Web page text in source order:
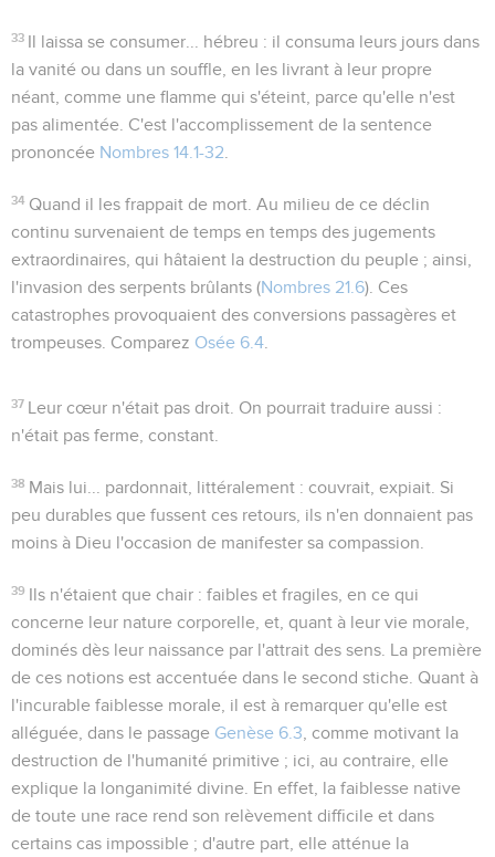
33 Il laissa se consumer... hébreu : il consuma leurs jours dans
la vanité ou dans un souffle , en les livrant à leur propre
néant, comme une flamme qui s'éteint, parce qu'elle n'est
pas alimentée. C'est l'accomplissement de la sentence
prononcée Nombres 14.1-32
34 Quand il les frappait de mort . Au milieu de ce déclin
continu survenaient de temps en temps des jugements
extraordinaires, qui hâtaient la destruction du peuple ; ainsi,
l'invasion des serpents brûlants (Nombres 21.6). Ces
catastrophes provoquaient des conversions passagères et
trompeuses. Comparez Osée 6.4
37 Leur cœur n'était pas droit . On pourrait traduire aussi :
n'était pas ferme, constant.
38 Mais lui... pardonnait , littéralement : couvrait, expiait . Si
peu durables que fussent ces retours, ils n'en donnaient pas
moins à Dieu l'occasion de manifester sa compassion.
39 Ils n'étaient que chair : faibles et fragiles, en ce qui
concerne leur nature corporelle, et, quant à leur vie morale,
dominés dès leur naissance par l'attrait des sens. La première
de ces notions est accentuée dans le second stiche. Quant à
l'incurable faiblesse morale, il est à remarquer qu'elle est
alléguée, dans le passage Genèse 6.3 , comme motivant la
destruction de l'humanité primitive ; ici, au contraire, elle
explique la longanimité divine. En effet, la faiblesse native
de toute une race rend son relèvement difficile et dans
certains cas impossible ; d'autre part, elle atténue la